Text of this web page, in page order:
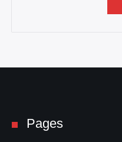
Pages